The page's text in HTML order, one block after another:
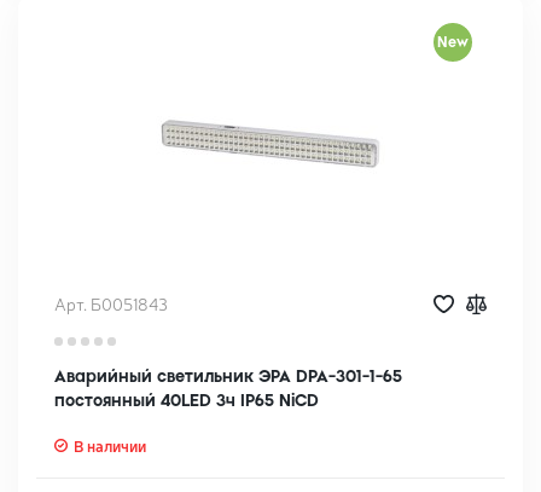
New
Арт. Б0051843
Аварийный светильник ЭРА DPA-301-1-65
постоянный 40LED 3ч IP65 NiCD
В наличии